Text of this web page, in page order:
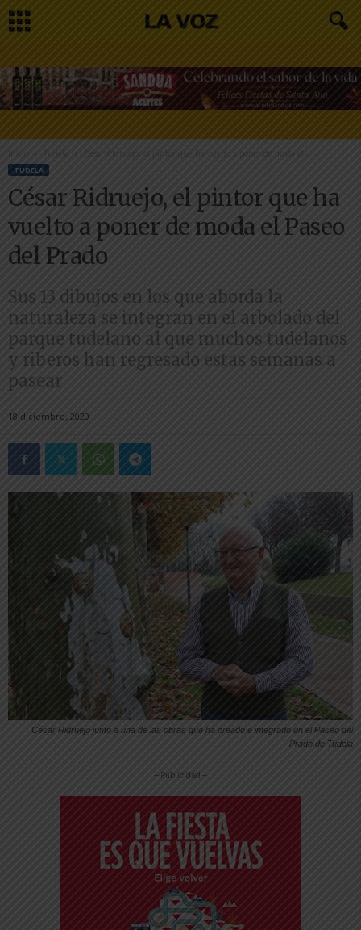
Inicio Tudela César Ridruejo, el pintor que ha vuelto a poner de moda el...
TUDELA
César Ridruejo, el pintor que ha
vuelto a poner de moda el Paseo
del Prado
Sus 13 dibujos en los que aborda la
naturaleza se integran en el arbolado del
parque tudelano al que muchos tudelanos
y riberos han regresado estas semanas a
pasear
18 diciembre, 2020
César Ridruejo junto a una de las obras que ha creado e integrado en el Paseo del
Prado de Tudela
-- Publicidad --